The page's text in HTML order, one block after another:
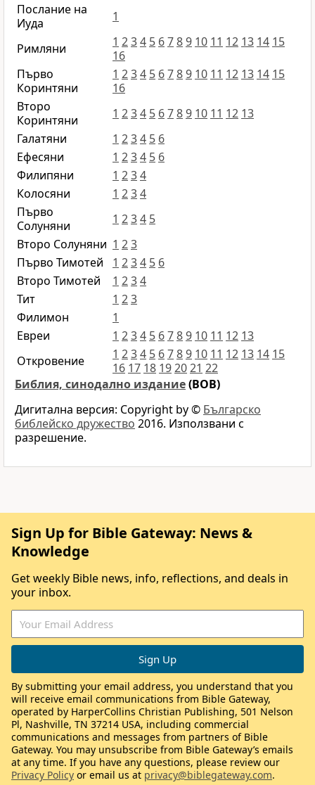
Послание на
Иуда
1
Римляни 1 234 5 6789 10 11 12 13 14 15
16
Първо
Коринтяни
1 234 5 6789 10 11 12 13 14 15
16
Второ
Коринтяни
1 234 5 6789 10 11 12 13
Галатяни
1 234 5 6
Ефесяни
1 234 5 6
Филипяни
1 234
Колосяни
1 234
Първо
Солуняни
1 234 5
Второ Солуняни 1 23
Първо Тимотей
1 234 5 6
Второ Тимотей
1 234
Тит
1 23
Филимон
1
Евреи
1 234 5 6789 10 11 12 13
Откровение
1 234 5 6789 10 11 12 13 14 15
16 17 18 192021 22
Библия, синодално издание(BOB)
Дигитална версия: Copyright by © Българско
библейско дружество 2016. Използвани с
разрешение.
Sign Up for Bible Gateway: News &
Knowledge
Get weekly Bible news, info, reflections, and deals in
your inbox.
By submitting your email address, you understand that you
will receive email communications from Bible Gateway,
operated by HarperCollins Christian Publishing, 501 Nelson
Pl, Nashville, TN 37214 USA, including commercial
communications and messages from partners of Bible
Gateway. You may unsubscribe from Bible Gateway’s emails
at any time. If you have any questions, please review our
Privacy Policy or email us at privacy@biblegateway.com.